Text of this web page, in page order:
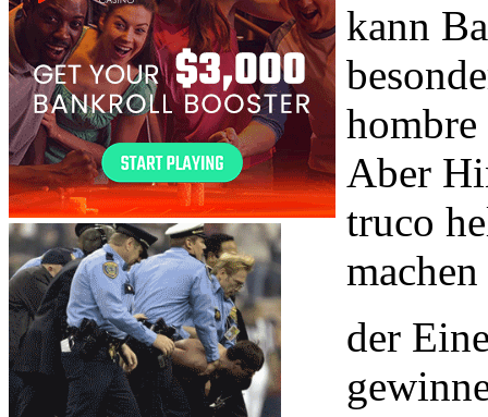
kann
Aber
truco
der